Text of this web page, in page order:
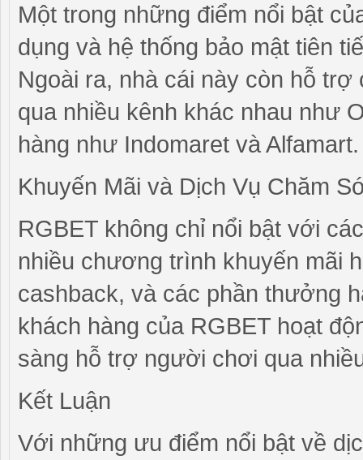
Một trong những điểm nổi bật
dụng và hệ thống bảo mật tiên
Ngoài ra, nhà cái này còn hỗ
qua nhiều kênh khác nhau như
hàng như Indomaret và Alfamart.
Khuyến Mãi và Dịch Vụ Chăm
RGBET không chỉ nổi bật với
nhiều chương trình khuyến mãi
cashback, và các phần thưởng
khách hàng của RGBET hoạt
sàng hỗ trợ người chơi qua
Kết Luận
Với những ưu điểm nổi bật về